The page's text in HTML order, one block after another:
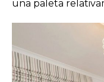
una paleta